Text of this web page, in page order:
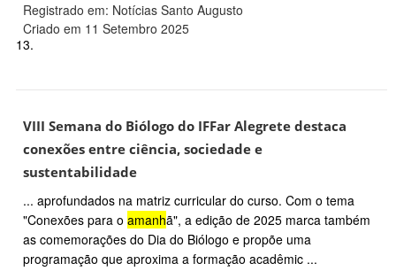
Registrado em: Notícias Santo Augusto
Criado em 11 Setembro 2025
13.
VIII Semana do Biólogo do IFFar Alegrete destaca
conexões entre ciência, sociedade e
sustentabilidade
... aprofundados na matriz curricular do curso. Com o tema
"Conexões para o amanhã", a edição de 2025 marca também
as comemorações do Dia do Biólogo e propõe uma
programação que aproxima a formação acadêmic ...